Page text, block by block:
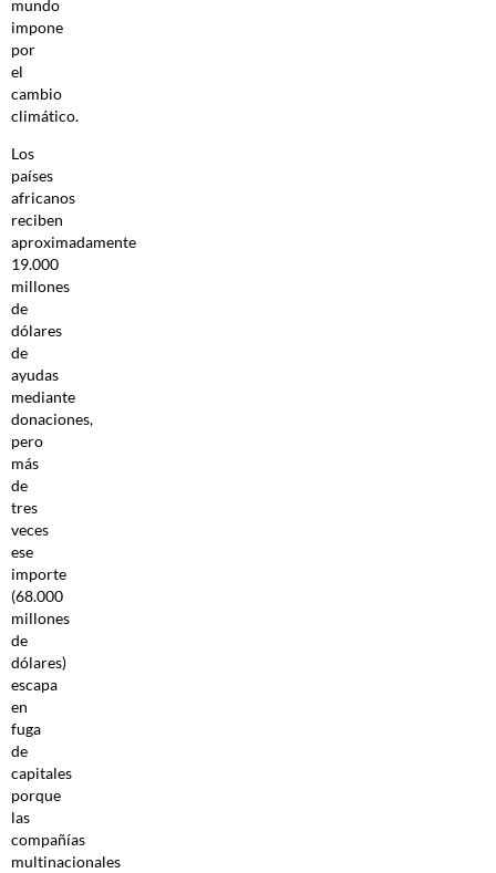
mundo
impone
por
el
cambio
climático.
Los
países
africanos
reciben
aproximadamente
19.000
millones
de
dólares
de
ayudas
mediante
donaciones,
pero
más
de
tres
veces
ese
importe
(68.000
millones
de
dólares)
escapa
en
fuga
de
capitales
porque
las
compañías
multinacionales